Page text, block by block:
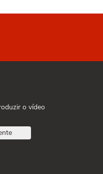
o vídeo